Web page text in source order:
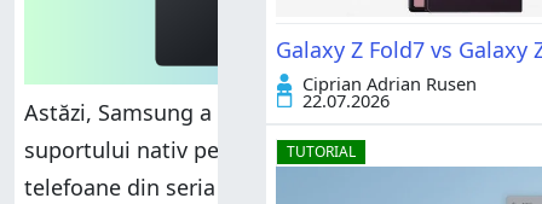
Astăzi, Samsung a anunțat oficial introducerea
suportului nativ pentru AirDrop pe noile sale
telefoane din seria Galaxy S26. Această
Galaxy Z Fold7 vs
Ciprian Adrian Rusen
22.07.2026
TUTORIAL